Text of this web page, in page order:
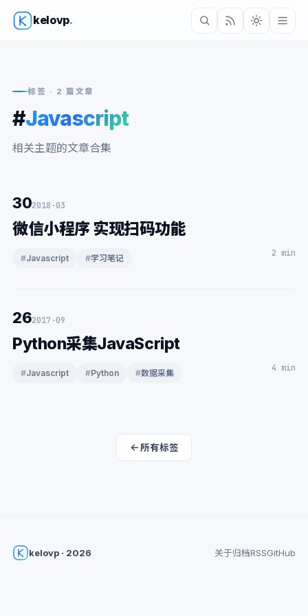
kelovp.
标签 · 2 篇文章
#Javascript
相关主题的文章合集
302018·03
微信小程序 实现扫码功能
#Javascript #学习笔记 2 min
262017·09
Python采集JavaScript
#Javascript #Python #数据采集 4 min
所有标签
kelovp · 2026 关于归档RSSGitHub